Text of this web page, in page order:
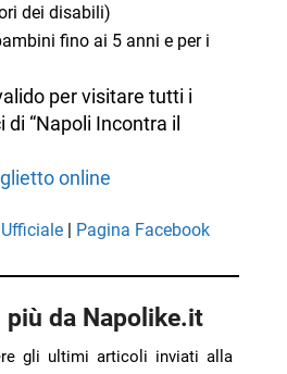
dei disabili)
fino ai 5 anni e per i
per visitare tutti i
“Napoli Incontra il
online
| Pagina Facebook
più da Napolike.it
gli ultimi articoli inviati alla